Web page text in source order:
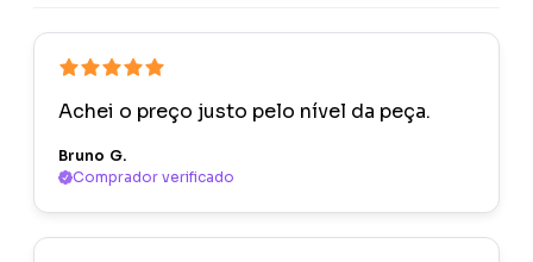
Achei o preço justo pelo nível da peça.
Bruno G.
Comprador verificado